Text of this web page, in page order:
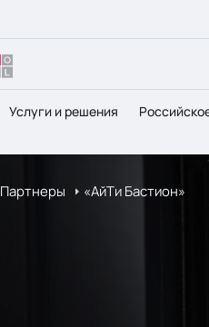
Услуги и решения
Партнеры «АйТи Бастион»